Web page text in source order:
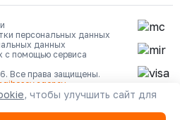
персональных данных
данных
с помощью сервиса
Все права защищены.
, чтобы улучшить сайт для